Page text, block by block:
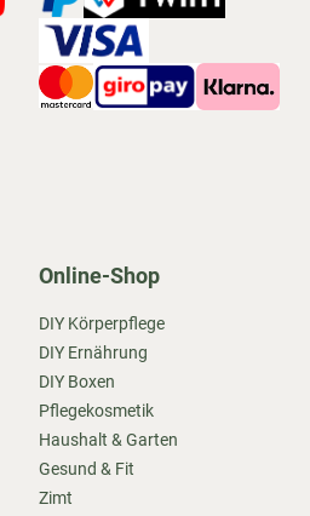
Online-Shop
DIY Körperpflege
DIY Ernährung
DIY Boxen
Pflegekosmetik
Haushalt & Garten
Gesund & Fit
Zimt